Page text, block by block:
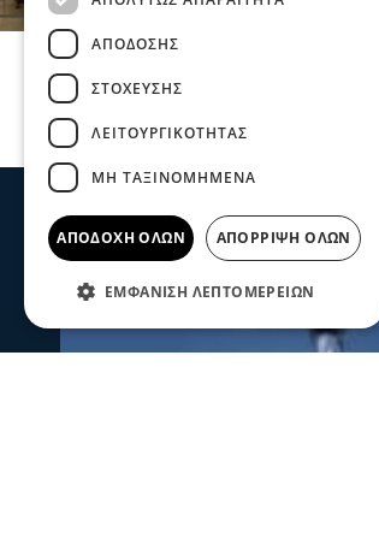
ΑΠΌΔΟΣΗΣ
ΣΤΌΧΕΥΣΗΣ
ΛΕΙΤΟΥΡΓΙΚΌΤΗΤΑΣ
ΜΗ ΤΑΞΙΝΟΜΗΜΈΝΑ
ΑΠΟΔΟΧΉ ΌΛΩΝ ΑΠΌΡΡΙΨΗ ΌΛΩΝ
ΕΜΦΆΝΙΣΗ ΛΕΠΤΟΜΕΡΕΙΏΝ